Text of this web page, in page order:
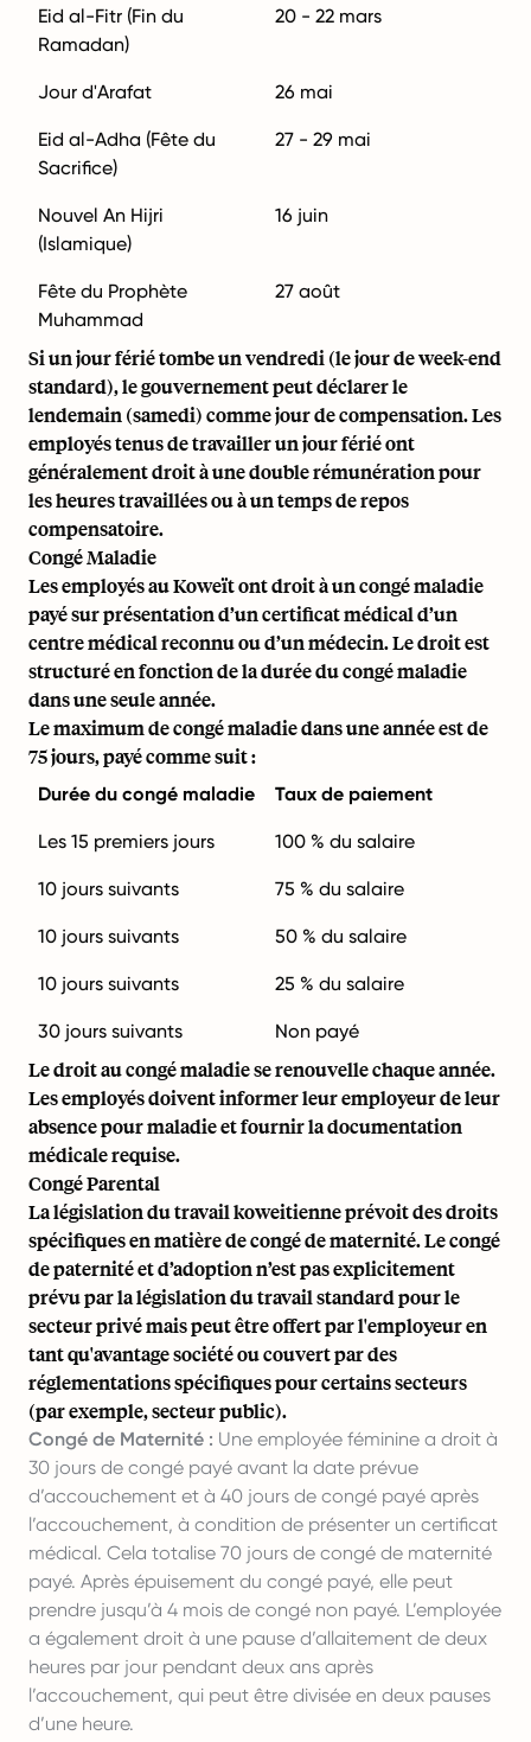
Eid al-Fitr (Fin du
Ramadan)
20 - 22 mars
Jour d'Arafat 26 mai
Eid al-Adha (Fête du
Sacrifice)
27 - 29 mai
Nouvel An Hijri
(Islamique)
16 juin
Fête du Prophète
Muhammad
27 août
Si un jour férié tombe un vendredi (le jour de week-end
standard), le gouvernement peut déclarer le
lendemain (samedi) comme jour de compensation. Les
employés tenus de travailler un jour férié ont
généralement droit à une double rémunération pour
les heures travaillées ou à un temps de repos
compensatoire.
Congé Maladie
Les employés au Koweït ont droit à un congé maladie
payé sur présentation d’un certificat médical d’un
centre médical reconnu ou d’un médecin. Le droit est
structuré en fonction de la durée du congé maladie
dans une seule année.
Le maximum de congé maladie dans une année est de
75 jours, payé comme suit :
Durée du congé maladie Taux de paiement
Les 15 premiers jours 100 % du salaire
10 jours suivants 75 % du salaire
10 jours suivants 50 % du salaire
10 jours suivants 25 % du salaire
30 jours suivants Non payé
Le droit au congé maladie se renouvelle chaque année.
Les employés doivent informer leur employeur de leur
absence pour maladie et fournir la documentation
médicale requise.
Congé Parental
La législation du travail koweitienne prévoit des droits
spécifiques en matière de congé de maternité. Le congé
de paternité et d’adoption n’est pas explicitement
prévu par la législation du travail standard pour le
secteur privé mais peut être offert par l'employeur en
tant qu'avantage société ou couvert par des
réglementations spécifiques pour certains secteurs
(par exemple, secteur public).
Congé de Maternité : Une employée féminine a droit à
30 jours de congé payé avant la date prévue
d’accouchement et à 40 jours de congé payé après
l’accouchement, à condition de présenter un certificat
médical. Cela totalise 70 jours de congé de maternité
payé. Après épuisement du congé payé, elle peut
prendre jusqu’à 4 mois de congé non payé. L’employée
a également droit à une pause d’allaitement de deux
heures par jour pendant deux ans après
l’accouchement, qui peut être divisée en deux pauses
d’une heure.